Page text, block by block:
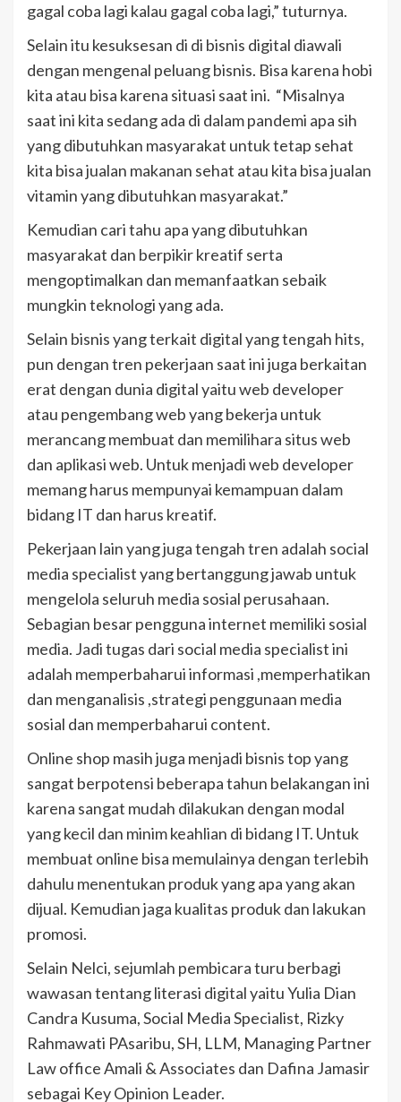
gagal coba lagi kalau gagal coba lagi,” tuturnya.
Selain itu kesuksesan di di bisnis digital diawali
dengan mengenal peluang bisnis. Bisa karena hobi
kita atau bisa karena situasi saat ini. “Misalnya
saat ini kita sedang ada di dalam pandemi apa sih
yang dibutuhkan masyarakat untuk tetap sehat
kita bisa jualan makanan sehat atau kita bisa jualan
vitamin yang dibutuhkan masyarakat.”
Kemudian cari tahu apa yang dibutuhkan
masyarakat dan berpikir kreatif serta
mengoptimalkan dan memanfaatkan sebaik
mungkin teknologi yang ada.
Selain bisnis yang terkait digital yang tengah hits,
pun dengan tren pekerjaan saat ini juga berkaitan
erat dengan dunia digital yaitu web developer
atau pengembang web yang bekerja untuk
merancang membuat dan memilihara situs web
dan aplikasi web. Untuk menjadi web developer
memang harus mempunyai kemampuan dalam
bidang IT dan harus kreatif.
Pekerjaan lain yang juga tengah tren adalah social
media specialist yang bertanggung jawab untuk
mengelola seluruh media sosial perusahaan.
Sebagian besar pengguna internet memiliki sosial
media. Jadi tugas dari social media specialist ini
adalah memperbaharui informasi ,memperhatikan
dan menganalisis ,strategi penggunaan media
sosial dan memperbaharui content.
Online shop masih juga menjadi bisnis top yang
sangat berpotensi beberapa tahun belakangan ini
karena sangat mudah dilakukan dengan modal
yang kecil dan minim keahlian di bidang IT. Untuk
membuat online bisa memulainya dengan terlebih
dahulu menentukan produk yang apa yang akan
dijual. Kemudian jaga kualitas produk dan lakukan
promosi.
Selain Nelci, sejumlah pembicara turu berbagi
wawasan tentang literasi digital yaitu Yulia Dian
Candra Kusuma, Social Media Specialist, Rizky
Rahmawati PAsaribu, SH, LLM, Managing Partner
Law office Amali & Associates dan Dafina Jamasir
sebagai Key Opinion Leader.